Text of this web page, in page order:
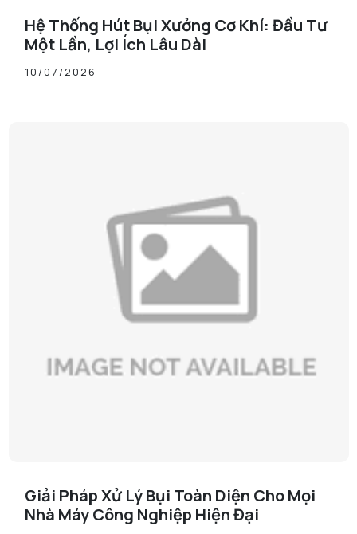
Hệ Thống Hút Bụi Xưởng Cơ Khí: Đầu Tư
Một Lần, Lợi Ích Lâu Dài
10/07/2026
Giải Pháp Xử Lý Bụi Toàn Diện Cho Mọi
Nhà Máy Công Nghiệp Hiện Đại